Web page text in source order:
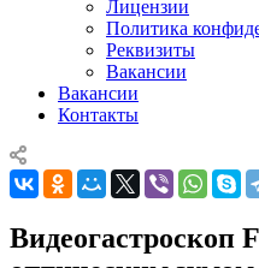
Лицензии
Политика
Реквизиты
Вакансии
Вакансии
Контакты
Видеогастроскоп